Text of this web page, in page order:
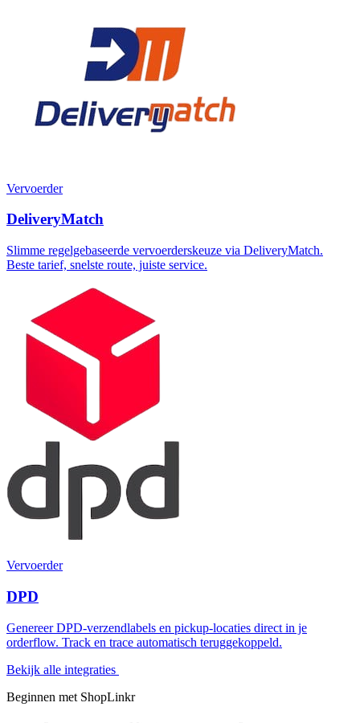
Vervoerder
DeliveryMatch
Slimme regelgebaseerde vervoerderskeuze via DeliveryMatch.
Beste tarief, snelste route, juiste service.
Vervoerder
DPD
Genereer DPD-verzendlabels en pickup-locaties direct in je
orderflow. Track en trace automatisch teruggekoppeld.
Bekijk alle integraties
Beginnen met ShopLinkr